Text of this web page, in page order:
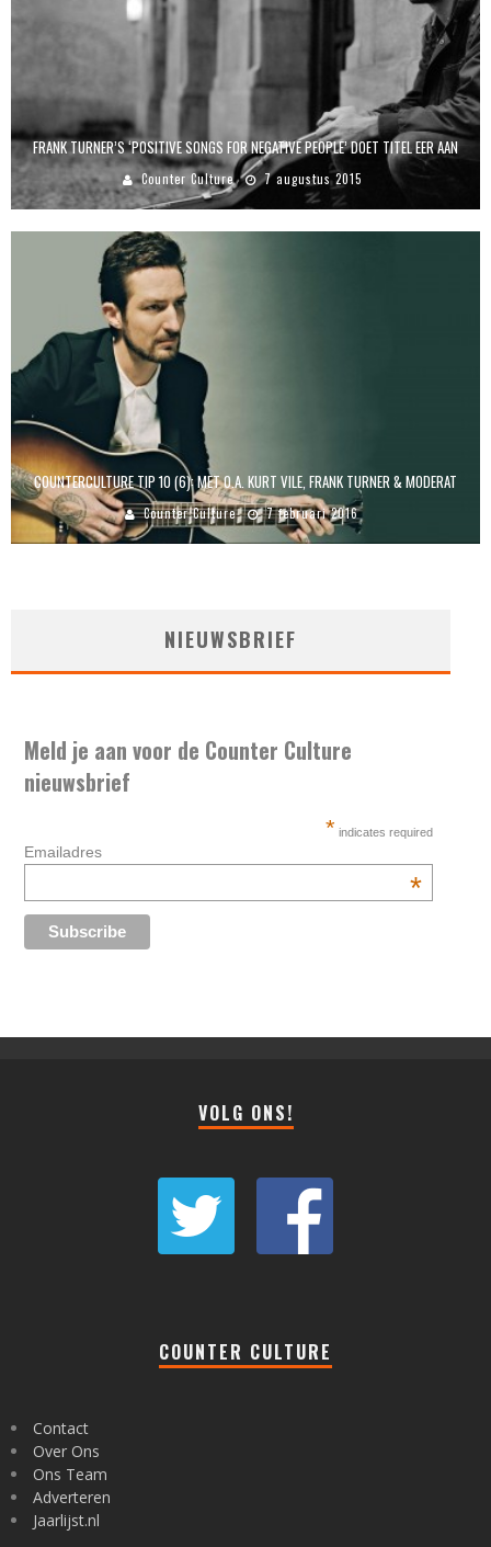
FRANK TURNER’S ‘POSITIVE SONGS FOR NEGATIVE PEOPLE’ DOET TITEL EER AAN
Counter Culture 7 augustus 2015
COUNTERCULTURE TIP 10 (6): MET O.A. KURT VILE, FRANK TURNER & MODERAT
Counter Culture 7 februari 2016
NIEUWSBRIEF
Meld je aan voor de Counter Culture
nieuwsbrief
* indicates required
Emailadres
*
VOLG ONS!
COUNTER CULTURE
Contact
Over Ons
Ons Team
Adverteren
Jaarlijst.nl